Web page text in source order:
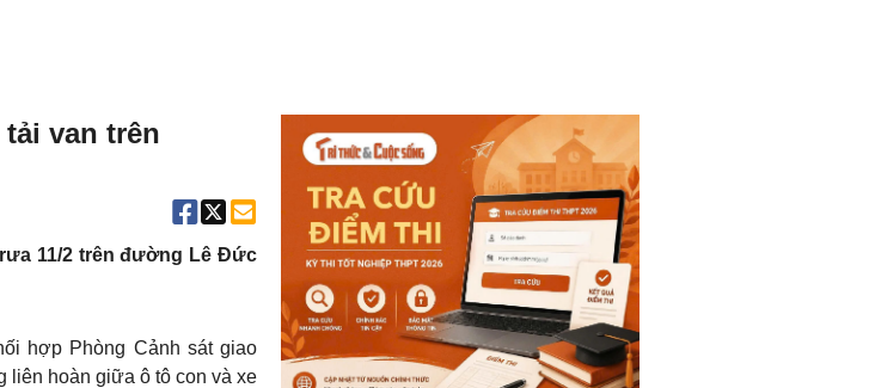
van trên
11/2 trên đường Lê Đức
hợp Phòng Cảnh sát giao
liên hoàn giữa ô tô con và xe